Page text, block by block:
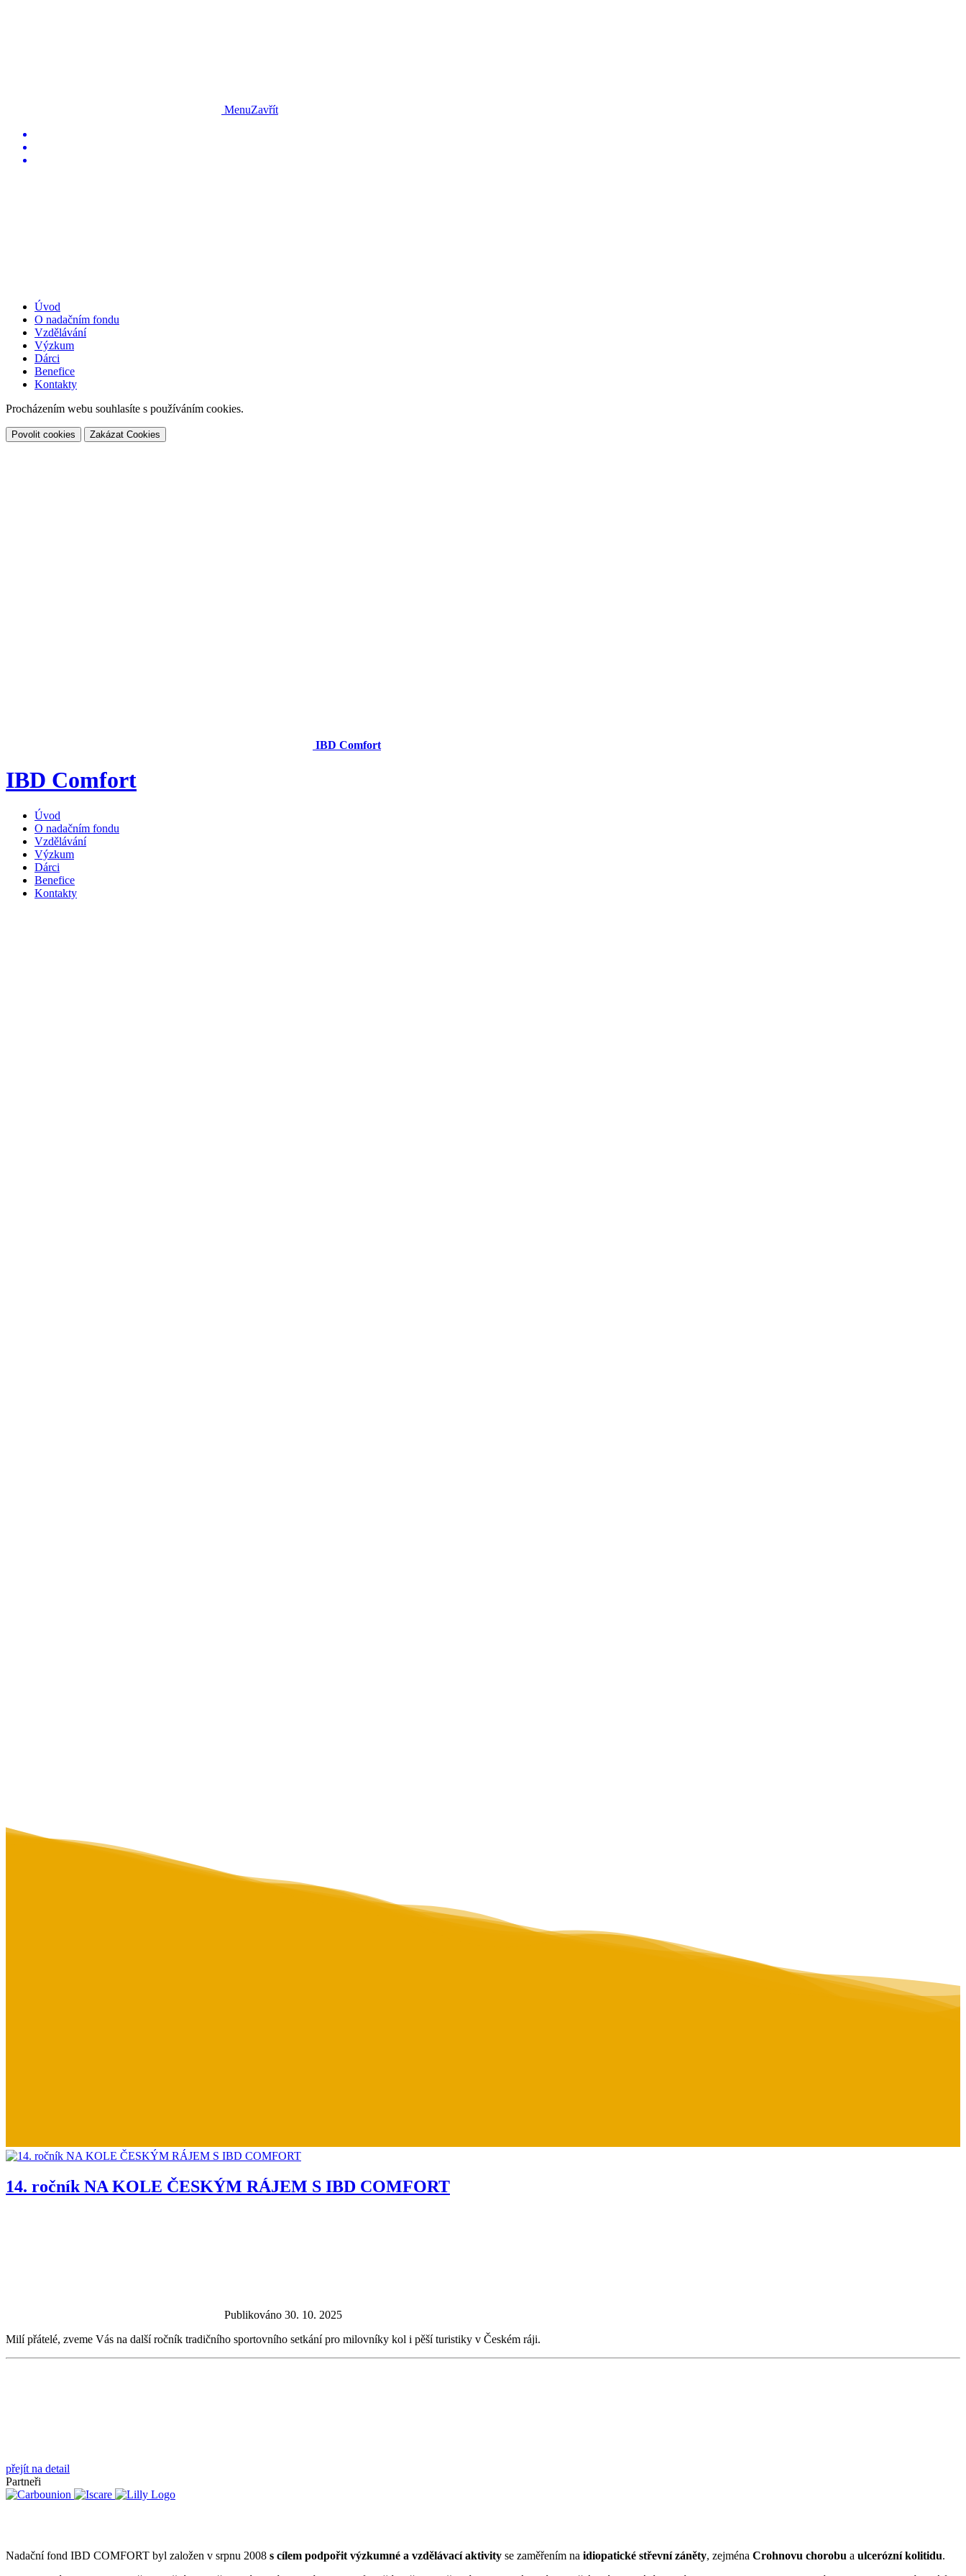
MenuZavřít
Úvod
O nadačním fondu
Vzdělávání
Výzkum
Dárci
Benefice
Kontakty
Procházením webu souhlasíte s používáním cookies.
Povolit cookies Zakázat Cookies
IBD Comfort
IBD Comfort
Úvod
O nadačním fondu
Vzdělávání
Výzkum
Dárci
Benefice
Kontakty
14. ročník NA KOLE ČESKÝM RÁJEM S IBD COMFORT
Publikováno 30. 10. 2025
Milí přátelé, zveme Vás na další ročník tradičního sportovního setkání pro milovníky kol i pěší turistiky v Českém ráji.
přejít na detail
Partneři
Nadační fond IBD COMFORT byl založen v srpnu 2008 s cílem podpořit výzkumné a vzdělávací aktivity se zaměřením na idiopatické střevní záněty, zejména Crohnovu chorobu a ulcerózní kolitidu.